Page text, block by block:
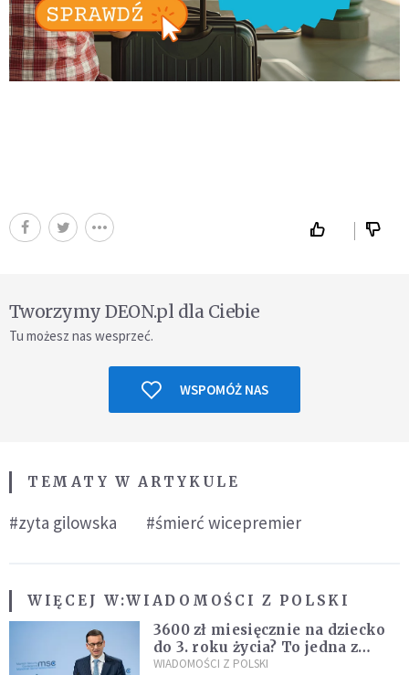
Tworzymy DEON.pl dla Ciebie
Tu możesz nas wesprzeć.
WSPOMÓŻ NAS
TEMATY W ARTYKULE
#zyta gilowska #śmierć wicepremier
WIĘCEJ W:WIADOMOŚCI Z POLSKI
3600 zł miesięcznie na dziecko
do 3. roku życia? To jedna z
propozycji programu "Rozwój
WIADOMOŚCI Z POLSKI